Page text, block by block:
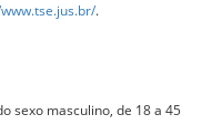
.
sexo masculino, de 18 a 45